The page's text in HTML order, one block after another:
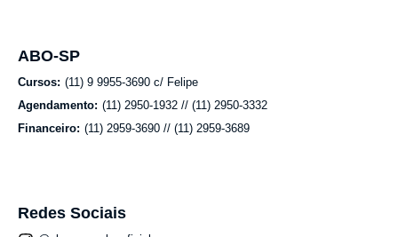
ABO-SP
Cursos: (11) 9 9955-3690 c/ Felipe
Agendamento: (11) 2950-1932 // (11) 2950-3332
Financeiro: (11) 2959-3690 // (11) 2959-3689
Redes Sociais